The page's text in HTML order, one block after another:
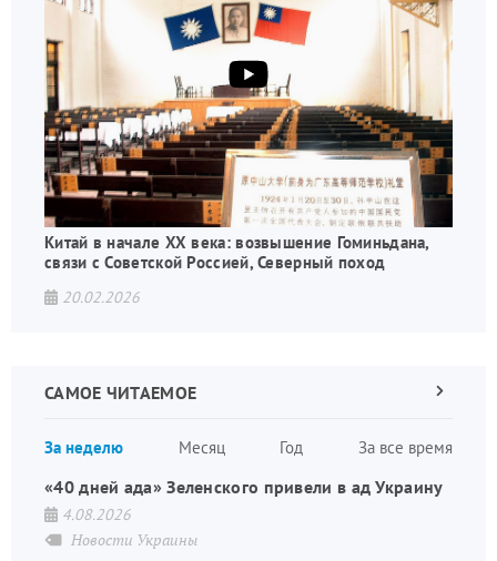
Китай в начале XX века: возвышение Гоминьдана,
связи с Советской Россией, Северный поход
20.02.2026
САМОЕ ЧИТАЕМОЕ
За неделю Месяц Год За все время
Следующая
«40 дней ада» Зеленского привели в ад Украину
4.08.2026
Новости Украины